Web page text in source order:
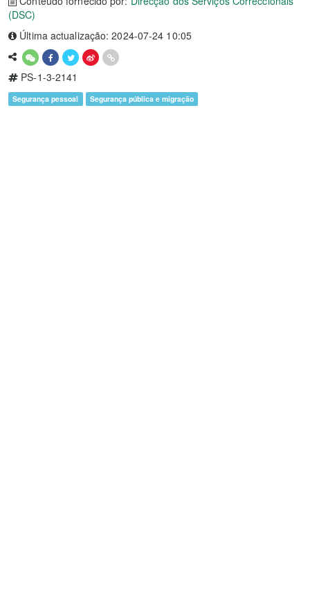
(DSC)
Última actualização: 2024-07-24 10:05
PS-1-3-2141
Segurança pessoal Segurança pública e migração